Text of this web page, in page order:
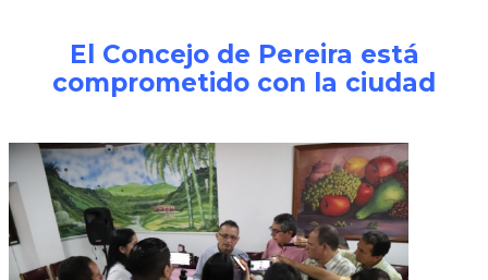
El Concejo de Pereira está
comprometido con la ciudad